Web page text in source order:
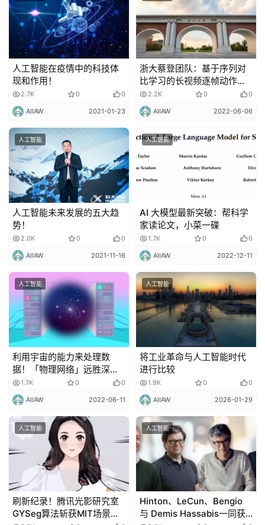
人工智能在疫情中的科技体
现和作用！
2.7K 0 0
AIIAW 2021-01-23
浙大蔡登团队：基于序列对
比学习的长视频逐帧动作表
征2.2K 0 0
AIIAW 2022-06-06
人工智能
人工智能未来发展的五大趋
势！
2.0K 0 0
AIIAW 2021-11-16
人工智能
AI 大模型最新突破：帮科学
家读论文，小菜一碟
1.7K 0 0
AIIAW 2022-12-11
人工智能
利用宇宙的能力来处理数
据！「物理网络」远胜深度
神经网络
1.7K 0 0
AIIAW 2022-06-11
人工智能
将工业革命与人工智能时代
进行比较
1.9K 0 0
AIIAW 2026-01-29
人工智能
刷新纪录！腾讯光影研究室
GYSeg算法斩获MIT场景解
人工智能
Hinton、LeCun、Bengio
与 Demis Hassabis一同获